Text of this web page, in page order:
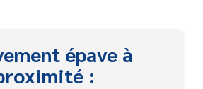
épave à
: